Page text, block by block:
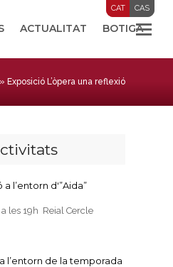
CAT CAS
ACTUALITAT BOTIGA
» Exposició L’òpera una reflexió
l’entorn d'”Aida”
les 19h Reial Cercle
a l’entorn de la temporada